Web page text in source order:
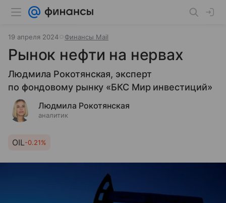
19 апреля 2024 Финансы Mail
Рынок нефти на нервах
Людмила Рокотянская, эксперт
по фондовому рынку «БКС Мир инвестиций»
Людмила Рокотянская
аналитик
OIL-0.21%